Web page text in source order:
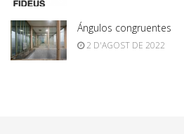
Ángulos congruentes
2 D'AGOST DE 2022